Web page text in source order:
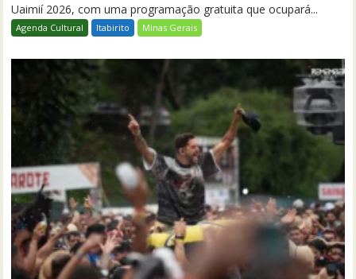
Uaimií 2026, com uma programação gratuita que ocupará...
Agenda Cultural Itabirito Minas Gerais